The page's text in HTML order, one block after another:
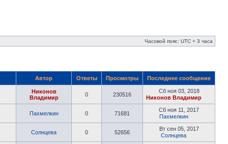
Часовой пояс: UTC + 3 часа
Автор Ответы Просмотры Последнее сообщение
Никонов
Владимир
0 230516
Сб ноя 03, 2018
Никонов Владимир
Пахмелкин 0 71681
Сб ноя 11, 2017
Пахмелкин
Солнцева 0 52656
Вт сен 05, 2017
Солнцева